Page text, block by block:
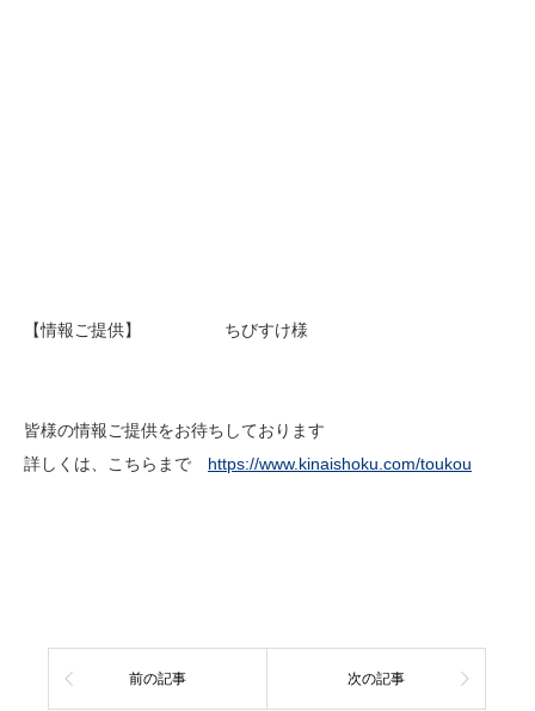
【情報ご提供】 ちびすけ様
皆様の情報ご提供をお待ちしております
詳しくは、こちらまで https://www.kinaishoku.com/toukou
前の記事 次の記事